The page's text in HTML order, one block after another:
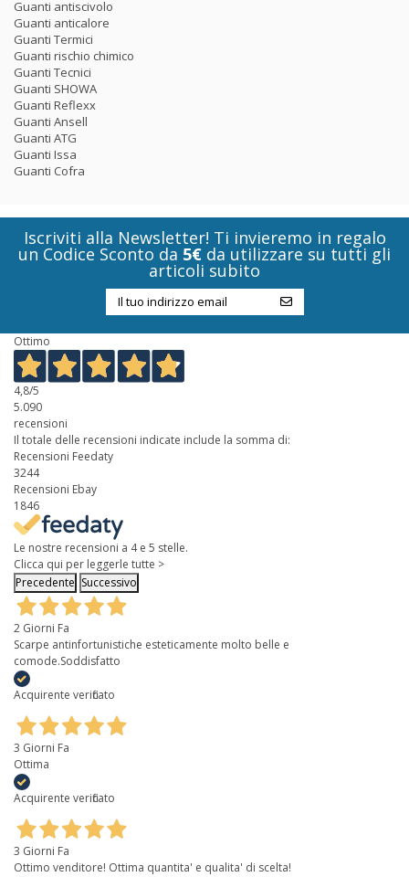
Guanti antiscivolo
Guanti anticalore
Guanti Termici
Guanti rischio chimico
Guanti Tecnici
Guanti SHOWA
Guanti Reflexx
Guanti Ansell
Guanti ATG
Guanti Issa
Guanti Cofra
Iscriviti alla Newsletter! Ti invieremo in regalo
un Codice Sconto da 5€ da utilizzare su tutti gli
articoli subito
Ottimo
4,8/5
5.090
recensioni
Il totale delle recensioni indicate include la somma di:
Recensioni Feedaty
3244
Recensioni Ebay
1846
Le nostre recensioni a 4 e 5 stelle.
Clicca qui per leggerle tutte >
Precedente Successivo
2 Giorni Fa
Scarpe antinfortunistiche esteticamente molto belle e
comode.Soddisfatto
Acquirente verificato
3 Giorni Fa
Ottima
Acquirente verificato
3 Giorni Fa
Ottimo venditore! Ottima quantita' e qualita' di scelta!